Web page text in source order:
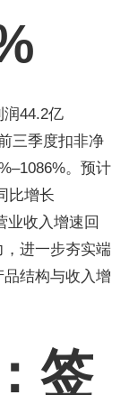
44.2亿
三季度扣非净
。预计
比增长
业收入增速回
进一步夯实端
结构与收入增
签